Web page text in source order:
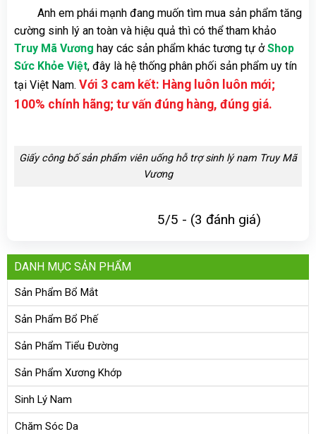
Anh em phái mạnh đang muốn tìm mua sản phẩm tăng
cường sinh lý an toàn và hiệu quả thì có thể tham khảo
Truy Mã Vương hay các sản phẩm khác tương tự ởShop
Sức Khỏe Việt, đây là hệ thống phân phối sản phẩm uy tín
tại Việt Nam. Với 3 cam kết: Hàng luôn luôn mới;
100% chính hãng; tư vấn đúng hàng, đúng giá.
Giấy công bố sản phẩm viên uống hỗ trợ sinh lý nam Truy Mã
Vương
5/5 - (3 đánh giá)
DANH MỤC SẢN PHẨM
Sản Phẩm Bổ Mắt
Sản Phẩm Bổ Phế
Sản Phẩm Tiểu Đường
Sản Phẩm Xương Khớp
Sinh Lý Nam
Chăm Sóc Da